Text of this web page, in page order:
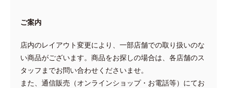
ご案内
店内のレイアウト変更により、一部店舗での取り扱いのな
い商品がございます。商品をお探しの場合は、各店舗のス
タッフまでお問い合わせくださいませ。
また、通信販売（オンラインショップ・お電話等）にてお